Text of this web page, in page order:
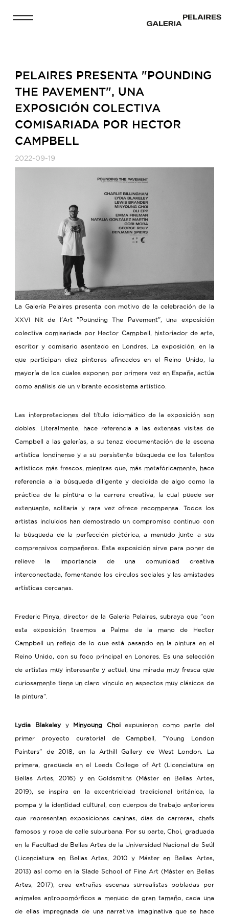
PELAIRES PRESENTA "POUNDING
THE PAVEMENT", UNA
EXPOSICIÓN COLECTIVA
COMISARIADA POR HECTOR
CAMPBELL
2022-09-19
La Galería Pelaires presenta con motivo de la celebración de la
XXVI Nit de l'Art "Pounding The Pavement", una exposición
colectiva comisariada por Hector Campbell, historiador de arte,
escritor y comisario asentado en Londres. La exposición, en la
que participan diez pintores afincados en el Reino Unido, la
mayoría de los cuales exponen por primera vez en España, actúa
como análisis de un vibrante ecosistema artístico.
Las interpretaciones del título idiomático de la exposición son
dobles. Literalmente, hace referencia a las extensas visitas de
Campbell a las galerías, a su tenaz documentación de la escena
artística londinense y a su persistente búsqueda de los talentos
artísticos más frescos, mientras que, más metafóricamente, hace
referencia a la búsqueda diligente y decidida de algo como la
práctica de la pintura o la carrera creativa, la cual puede ser
extenuante, solitaria y rara vez ofrece recompensa. Todos los
artistas incluidos han demostrado un compromiso continuo con
la búsqueda de la perfección pictórica, a menudo junto a sus
comprensivos compañeros. Esta exposición sirve para poner de
relieve la importancia de una comunidad creativa
interconectada, fomentando los círculos sociales y las amistades
artísticas cercanas.
Frederic Pinya, director de la Galería Pelaires, subraya que "con
esta exposición traemos a Palma de la mano de Hector
Campbell un reflejo de lo que está pasando en la pintura en el
Reino Unido, con su foco principal en Londres. Es una selección
de artistas muy interesante y actual, una mirada muy fresca que
curiosamente tiene un claro vínculo en aspectos muy clásicos de
la pintura".
Lydia Blakeley y Minyoung Choiexpusieron como parte del
primer proyecto curatorial de Campbell, "Young London
Painters" de 2018, en la Arthill Gallery de West London. La
primera, graduada en el Leeds College of Art (Licenciatura en
Bellas Artes, 2016) y en Goldsmiths (Máster en Bellas Artes,
2019), se inspira en la excentricidad tradicional británica, la
pompa y la identidad cultural, con cuerpos de trabajo anteriores
que representan exposiciones caninas, días de carreras, chefs
famosos y ropa de calle suburbana. Por su parte, Choi, graduada
en la Facultad de Bellas Artes de la Universidad Nacional de Seúl
(Licenciatura en Bellas Artes, 2010 y Máster en Bellas Artes,
2013) así como en la Slade School of Fine Art (Máster en Bellas
Artes, 2017), crea extrañas escenas surrealistas pobladas por
animales antropomórficos a menudo de gran tamaño, cada una
de ellas impregnada de una narrativa imaginativa que se hace